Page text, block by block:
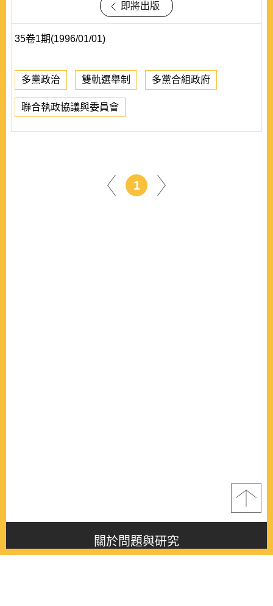
即將出版
35卷1期(1996/01/01)
多黨政治 雙軌選舉制 多黨合組政府
聯合執政協議與委員會
1
關於問題與研究
About this journal